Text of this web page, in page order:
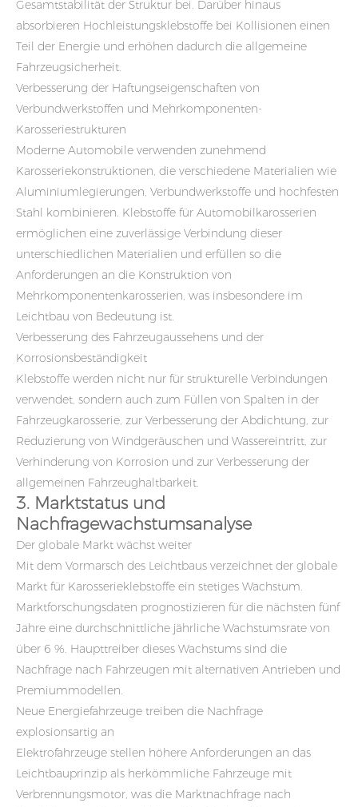
Gesamtstabilität der Struktur bei. Darüber hinaus
absorbieren Hochleistungsklebstoffe bei Kollisionen einen
Teil der Energie und erhöhen dadurch die allgemeine
Fahrzeugsicherheit.
Verbesserung der Haftungseigenschaften von
Verbundwerkstoffen und Mehrkomponenten-
Karosseriestrukturen
Moderne Automobile verwenden zunehmend
Karosseriekonstruktionen, die verschiedene Materialien wie
Aluminiumlegierungen, Verbundwerkstoffe und hochfesten
Stahl kombinieren. Klebstoffe für Automobilkarosserien
ermöglichen eine zuverlässige Verbindung dieser
unterschiedlichen Materialien und erfüllen so die
Anforderungen an die Konstruktion von
Mehrkomponentenkarosserien, was insbesondere im
Leichtbau von Bedeutung ist.
Verbesserung des Fahrzeugaussehens und der
Korrosionsbeständigkeit
Klebstoffe werden nicht nur für strukturelle Verbindungen
verwendet, sondern auch zum Füllen von Spalten in der
Fahrzeugkarosserie, zur Verbesserung der Abdichtung, zur
Reduzierung von Windgeräuschen und Wassereintritt, zur
Verhinderung von Korrosion und zur Verbesserung der
allgemeinen Fahrzeughaltbarkeit.
3. Marktstatus und
Nachfragewachstumsanalyse
Der globale Markt wächst weiter
Mit dem Vormarsch des Leichtbaus verzeichnet der globale
Markt für Karosserieklebstoffe ein stetiges Wachstum.
Marktforschungsdaten prognostizieren für die nächsten fünf
Jahre eine durchschnittliche jährliche Wachstumsrate von
über 6 %. Haupttreiber dieses Wachstums sind die
Nachfrage nach Fahrzeugen mit alternativen Antrieben und
Premiummodellen.
Neue Energiefahrzeuge treiben die Nachfrage
explosionsartig an
Elektrofahrzeuge stellen höhere Anforderungen an das
Leichtbauprinzip als herkömmliche Fahrzeuge mit
Verbrennungsmotor, was die Marktnachfrage nach